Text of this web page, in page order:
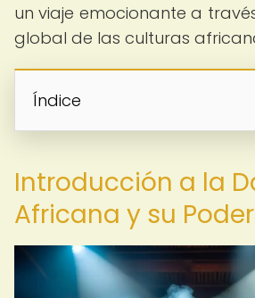
un viaje emocionante a
global de las culturas
Índice
Introducción a la
Africana y su